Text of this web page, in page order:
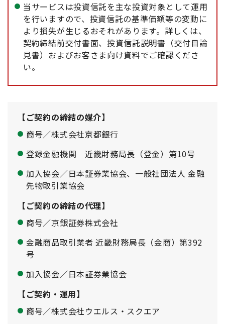
当サービスは投資信託を主な投資対象として運用
を行いますので、投資信託の基準価額等の変動に
より損失が生じるおそれがあります。詳しくは、
契約締結前交付書面、投資信託説明書（交付目論
見書）およびお客さま向け資料でご確認くださ
い。
【ご契約の締結の媒介】
商号／株式会社京都銀行
登録金融機関 近畿財務局長（登金）第10号
加入協会／日本証券業協会、一般社団法人 金融
先物取引業協会
【ご契約の締結の代理】
商号／京銀証券株式会社
金融商品取引業者 近畿財務局長（金商）第392
号
加入協会／日本証券業協会
【ご契約・運用】
商号／株式会社ウエルス・スクエア